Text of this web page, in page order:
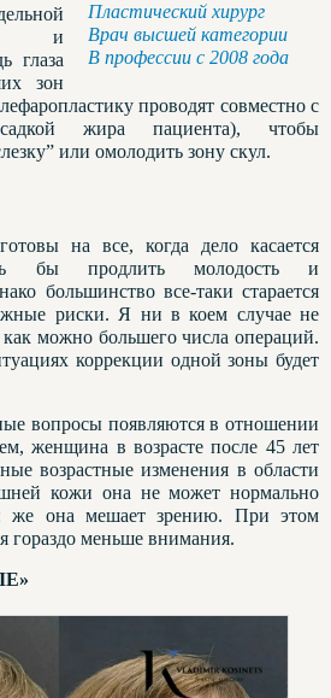
Пластический хирург
Врач высшей категории
В профессии с 2008 года
и
глаза
зон
проводят совместно с
жира пациента), чтобы
или омолодить зону скул.
на все, когда дело касается
бы продлить молодость и
большинство все-таки старается
риски. Я ни в коем случае не
можно большего числа операций.
коррекции одной зоны будет
вопросы появляются в отношении
женщина в возрасте после 45 лет
возрастные изменения в области
кожи она не может нормально
же она мешает зрению. При этом
гораздо меньше внимания.